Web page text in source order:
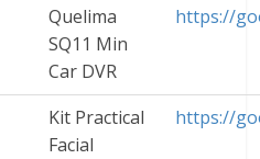
Quelima
SQ11 Min
Car DVR
https://
Kit Practical
Facial
https://